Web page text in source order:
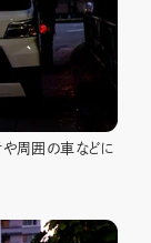
周囲の車などに